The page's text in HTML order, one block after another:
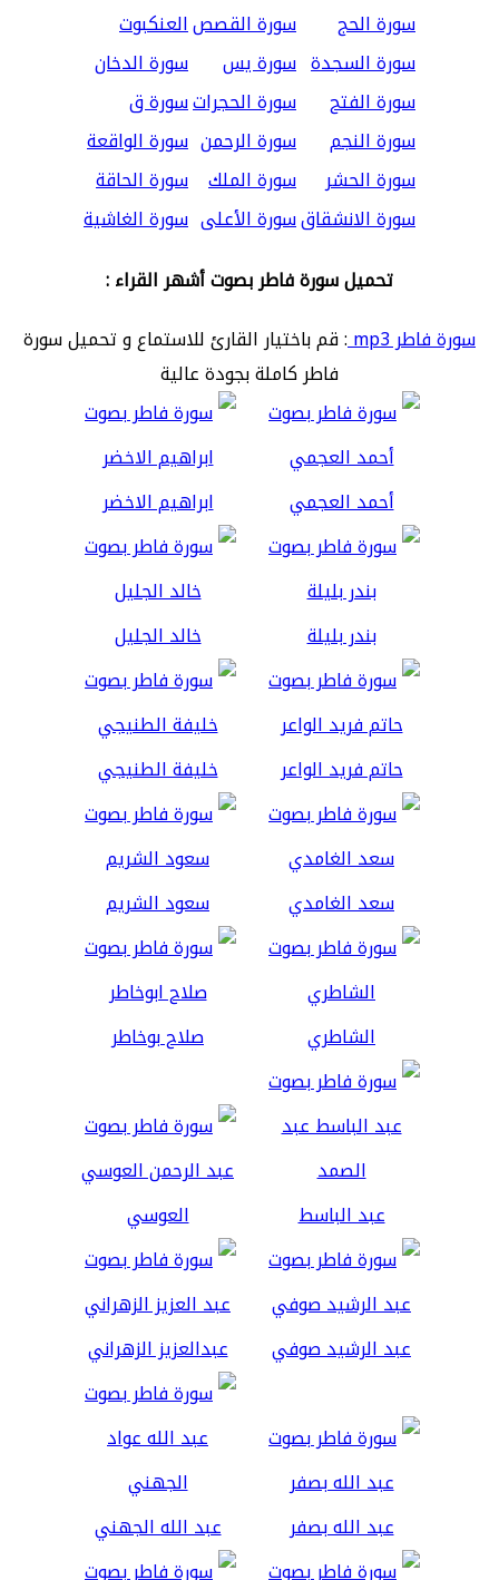
سورة الحج
سورة القصصالعنكبوت
سورة السجدة سورة يس
سورة الدخان
سورة الفتح
سورة الحجراتسورة ق
سورة النجم
سورة الرحمن سورة الواقعة
سورة الحشر
سورة الملك سورة الحاقة
سورة الانشقاقسورة الأعلى سورة الغاشية
تحميل سورة فاطر بصوت أشهر القراء :
سورة فاطر mp3
: قم باختيار القارئ للاستماع و تحميل سورة
فاطر كاملة بجودة عالية
أحمد العجمي ابراهيم الاخضر
بندر بليلة خالد الجليل
حاتم فريد الواعر خليفة الطنيجي
سعد الغامدي سعود الشريم
الشاطري صلاح بوخاطر
عبد الباسط العوسي
عبد الرشيد صوفي عبدالعزيز الزهراني
عبد الله بصفر عبد الله الجهني